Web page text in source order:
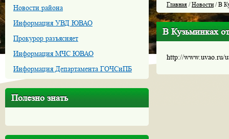
Новости района
Информация УВД ЮВАО
Прокурор разъясняет
Информация МЧС ЮВАО
Информация Департамента ГОЧСиПБ
Полезно знать
Главная /Новости/ В
В Кузьминках
http://www.uvao.ru/